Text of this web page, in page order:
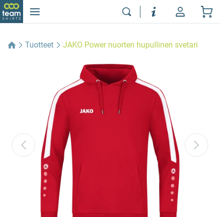
Tuotteet JAKO Power nuorten hupullinen svetari